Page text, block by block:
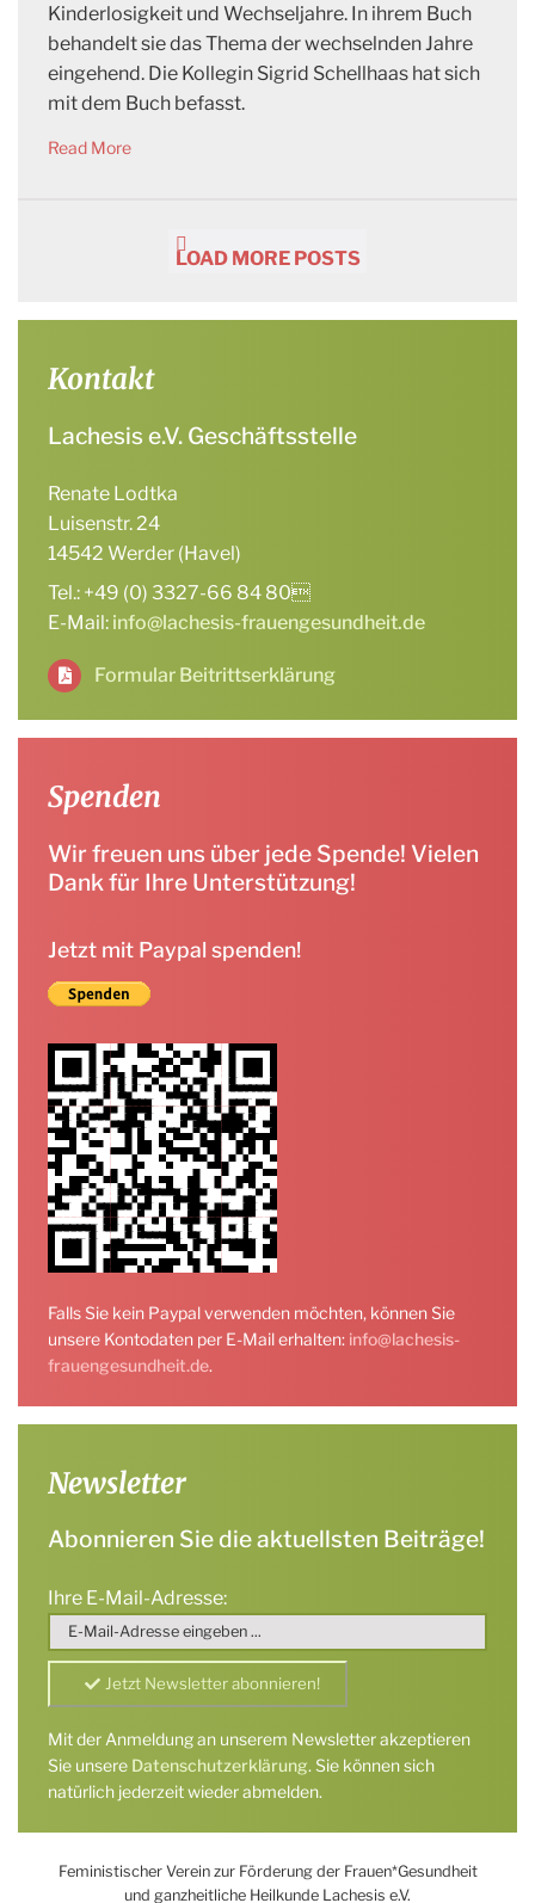
Kinderlosigkeit und Wechseljahre. In ihrem Buch
behandelt sie das Thema der wechselnden Jahre
eingehend. Die Kollegin Sigrid Schellhaas hat sich
mit dem Buch befasst.
Read More
LOAD MORE POSTS
Kontakt
Lachesis e.V. Geschäftsstelle
Renate Lodtka
Luisenstr. 24
14542 Werder (Havel)
Tel.: +49 (0) 3327-66 84 80
E-Mail: info@lachesis-frauengesundheit.de
Formular Beitrittserklärung
Spenden
Wir freuen uns über jede Spende! Vielen
Dank für Ihre Unterstützung!
Jetzt mit Paypal spenden!
Falls Sie kein Paypal verwenden möchten, können Sie
unsere Kontodaten per E-Mail erhalten: info@lachesis-
frauengesundheit.de.
Newsletter
Abonnieren Sie die aktuellsten Beiträge!
Ihre E-Mail-Adresse:
Mit der Anmeldung an unserem Newsletter akzeptieren
Sie unsere Datenschutzerklärung. Sie können sich
natürlich jederzeit wieder abmelden.
Feministischer Verein zur Förderung der Frauen*Gesundheit
und ganzheitliche Heilkunde Lachesis e.V.